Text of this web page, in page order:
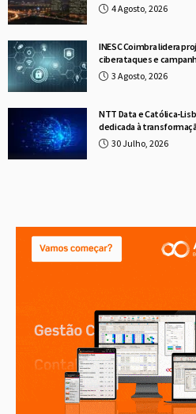
4 Agosto, 2026
INESC Coimbra lidera
ciberataques e
3 Agosto, 2026
NTT Data e Católica-
dedicada à
30 Julho, 2026